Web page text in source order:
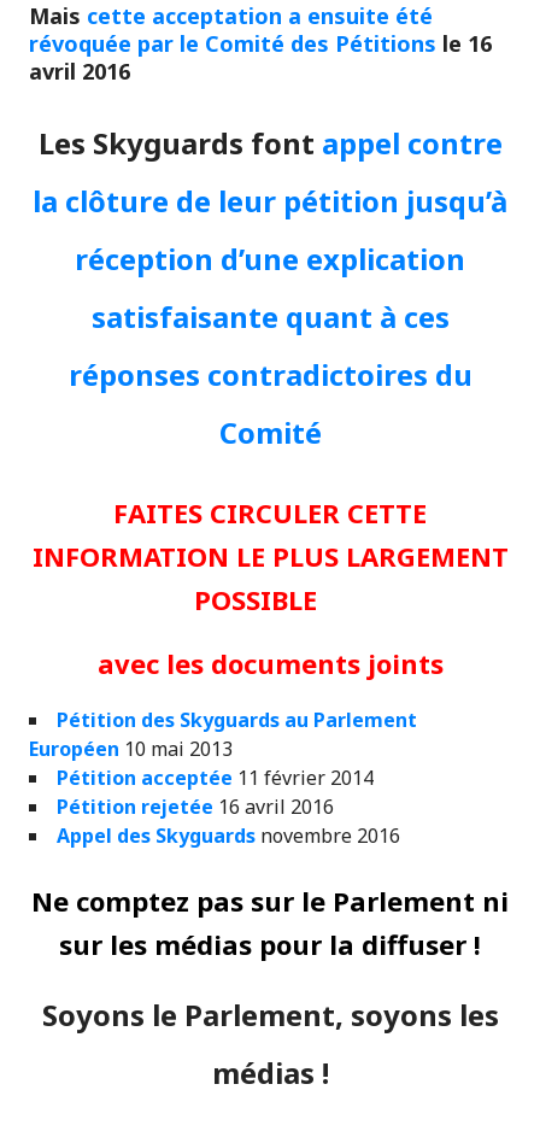
Mais cette acceptation a ensuite été
révoquée par le Comité des Pétitions le 16
avril 2016
Les Skyguards font appel contre
la clôture de leur pétition jusqu’à
réception d’une explication
satisfaisante quant à ces
réponses contradictoires du
Comité
FAITES CIRCULER CETTE
INFORMATION LE PLUS LARGEMENT
POSSIBLE
avec les documents joints
Pétition des Skyguards au Parlement
Européen 10 mai 2013
Pétition acceptée 11 février 2014
Pétition rejetée 16 avril 2016
Appel des Skyguards novembre 2016
Ne comptez pas sur le Parlement ni
sur les médias pour la diffuser !
Soyons le Parlement, soyons les
médias !